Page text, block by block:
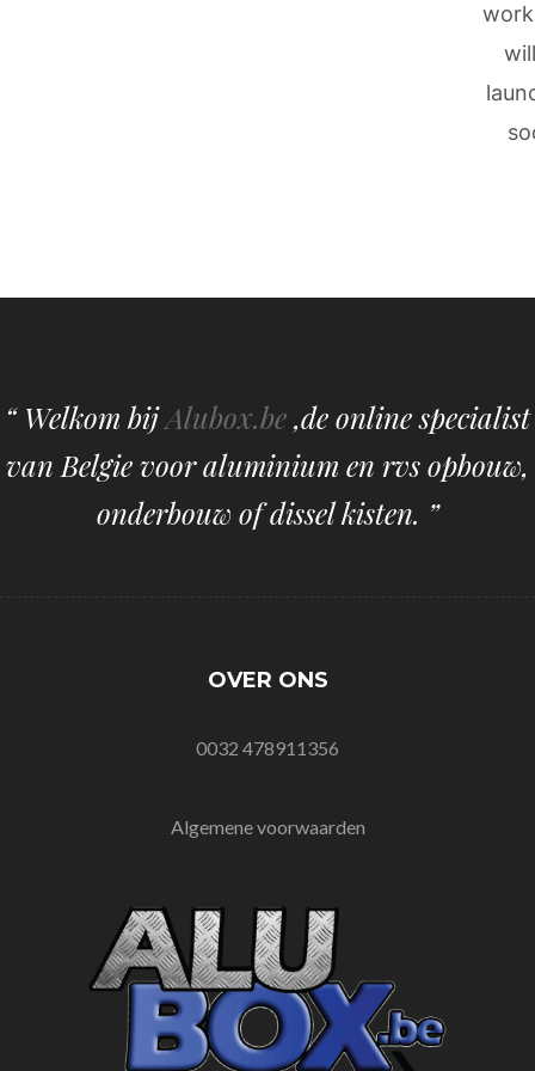
“ Welkom bijAlubox.be,de online specialist
van Belgie voor aluminium en rvs opbouw,
onderbouw of dissel kisten. ”
OVER ONS
0032 478911356
Algemene voorwaarden